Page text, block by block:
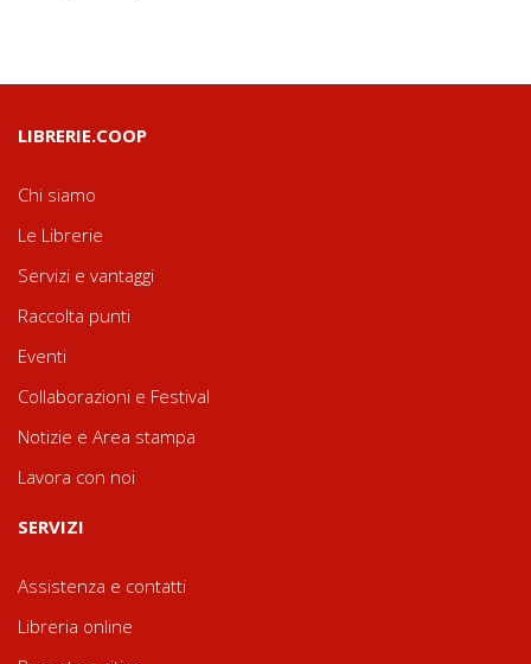
LIBRERIE.COOP
Chi siamo
Le Librerie
Servizi e vantaggi
Raccolta punti
Eventi
Collaborazioni e Festival
Notizie e Area stampa
Lavora con noi
SERVIZI
Assistenza e contatti
Libreria online